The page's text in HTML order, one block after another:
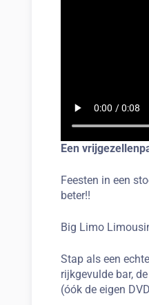
Een
Feesten in een
beter!!
Big Limo
Stap als een
rijkgevulde bar,
(óók de eigen